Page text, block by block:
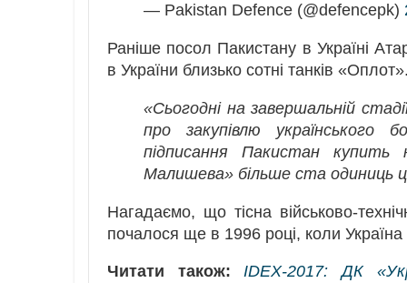
— Pakistan Defence (@defencepk)
Раніше посол Пакистану в Україні
в України близько сотні танків «Оплот».
«Сьогодні на завершальній
про закупівлю
підписання Пакистан купить
Малишева» більше ста одиниць
Нагадаємо, що тісна військово-
почалося ще в 1996 році, коли
Читати також:
IDEX-2017: ДК